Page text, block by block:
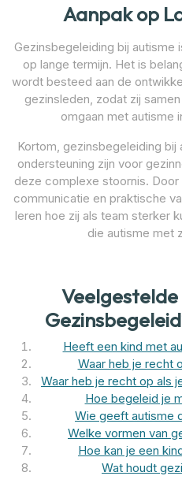
Aanpak op
Gezinsbegeleiding bij autisme
op lange termijn. Het is
wordt besteed aan de
gezinsleden, zodat zij
omgaan met autisme
Kortom, gezinsbegeleiding
ondersteuning zijn voor
deze complexe stoornis. Door
communicatie en praktische
leren hoe zij als team sterker
die autisme met
Heeft een kind met
Waar heb je recht
Waar heb je recht op als
Hoe begeleid je
Wie geeft autisme
Welke vormen van
Hoe kan je een
Wat houdt